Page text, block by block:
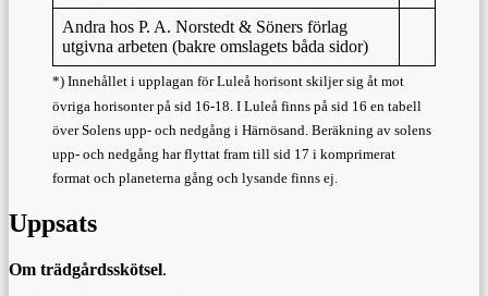
Andra hos P. A. Norstedt & Söners förlag
utgivna arbeten (bakre omslagets båda sidor)
*) Innehållet i upplagan för Luleå horisont skiljer sig åt mot
övriga horisonter på sid 16-18. I Luleå finns på sid 16 en tabell
över Solens upp- och nedgång i Härnösand. Beräkning av solens
upp- och nedgång har flyttat fram till sid 17 i komprimerat
format och planeterna gång och lysande finns ej.
Uppsats
Om trädgårdsskötsel.